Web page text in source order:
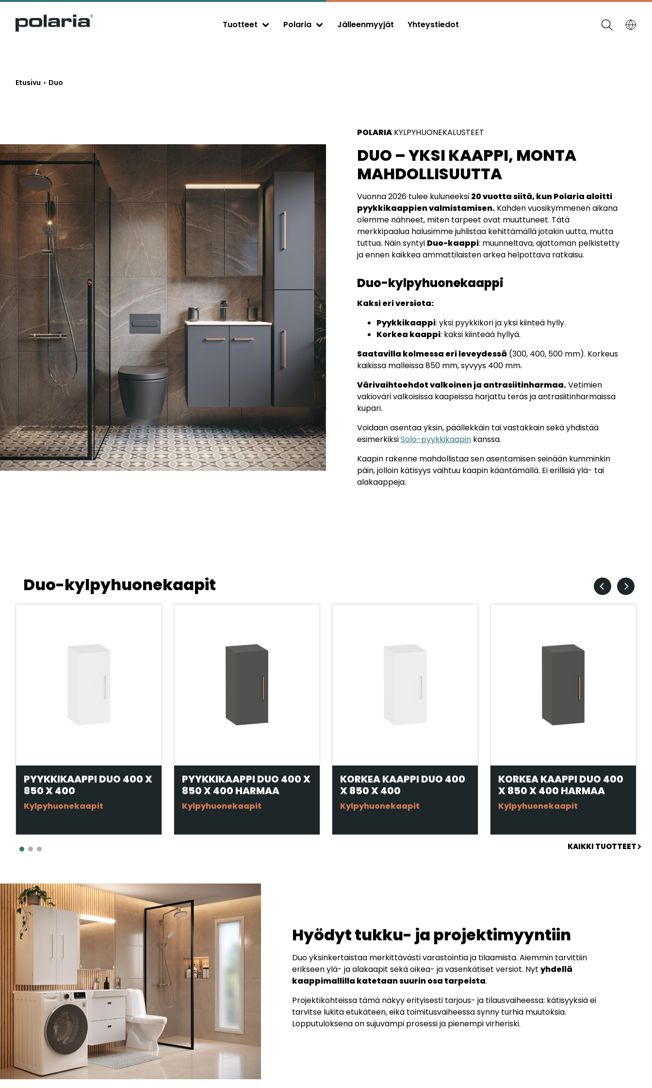
https://polaria.fi/name Tuotteet Polaria Jälleenmyyjät Yhteystiedot
Etusivu › Duo
POLARIA KYLPYHUONEKALUSTEET
DUO – YKSI KAAPPI, MONTA
MAHDOLLISUUTTA
Vuonna 2026 tulee kuluneeksi 20 vuotta siitä, kun Polaria aloitti
pyykkikaappien valmistamisen. Kahden vuosikymmenen aikana
olemme nähneet, miten tarpeet ovat muuttuneet. Tätä
merkkipaalua halusimme juhlistaa kehittämällä jotakin uutta, mutta
tuttua. Näin syntyi Duo-kaappi: muunneltava, ajattoman pelkistetty
ja ennen kaikkea ammattilaisten arkea helpottava ratkaisu.
Duo-kylpyhuonekaappi
Kaksi eri versiota:
Pyykkikaappi: yksi pyykkikori ja yksi kiinteä hylly.
Korkea kaappi: kaksi kiinteää hyllyä.
Saatavilla kolmessa eri leveydessä (300, 400, 500 mm). Korkeus
kaikissa malleissa 850 mm, syvyys 400 mm.
Värivaihtoehdot valkoinen ja antrasiitinharmaa.Vetimien
vakioväri valkoisissa kaapeissa harjattu teräs ja antrasiitinharmaissa
kupari.
Voidaan asentaa yksin, päällekkäin tai vastakkain sekä yhdistää
esimerkiksiSolo-pyykkikaapin kanssa.
Kaapin rakenne mahdollistaa sen asentamisen seinään kumminkin
päin, jolloin kätisyys vaihtuu kaapin kääntämällä. Ei erillisiä ylä- tai
alakaappeja.
Duo-kylpyhuonekaapit
PYYKKIKAAPPI DUO 400 X
850 X 400
Kylpyhuonekaapit
PYYKKIKAAPPI DUO 400 X
850 X 400 HARMAA
Kylpyhuonekaapit
KORKEA KAAPPI DUO 400
X 850 X 400
Kylpyhuonekaapit
KORKEA KAAPPI DUO 400
X 850 X 400 HARMAA
Kylpyhuonekaapit
KAIKKI TUOTTEET
Hyödyt tukku- ja projektimyyntiin
Duo yksinkertaistaa merkittävästi varastointia ja tilaamista. Aiemmin tarvittiin
erikseen ylä- ja alakaapit sekä oikea- ja vasenkätiset versiot. Nyt yhdellä
kaappimallilla katetaan suurin osa tarpeista.
Projektikohteissa tämä näkyy erityisesti tarjous- ja tilausvaiheessa: kätisyyksiä ei
tarvitse lukita etukäteen, eikä toimitusvaiheessa synny turhia muutoksia.
Lopputuloksena on sujuvampi prosessi ja pienempi virheriski.